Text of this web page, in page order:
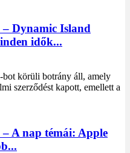
Dynamic Island
idők...
körüli botrány áll, amely
szerződést kapott, emellett a
A nap témái: Apple